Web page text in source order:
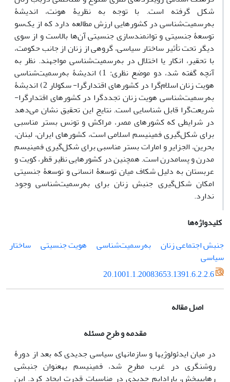
شکل گرفته است. با توجه به نظریۀ هونت، اندیشۀ‌
به‌رسمیت‌شناسی در کشورهایی ارزش مطالعه دارد که از یک‌سو
توسعۀ جنسیتی و توانمندسازی جنسیتی آن‌ها بالاست و از سوی
دیگر تحت تأثیر ساختار سیاسی، گروهی از زنان از جانب حکومت،
با تحقیر، انکار یا اختلال در به‌رسمیت‌شناسی مواجهند. نظر به‌
آنچه گفته شد، دو موضع نظری: 1) اندیشۀ به‌رسمیت‌شناسی
هویت زنان اسلام‌گرا در کشورهای اقتدارگرا- سکولار 2) اندیشۀ
به‌رسمیت‌شناسی هویت زنان تجددگرا در کشورهای اقتدارگرا-
شریعت‌گرا قابل شناسایی است. نتایج این تحقیق نشان می‌دهد
در شرایطی که کشورهای مصر، مراکش و تونس بستر مناسبی
برای شکل‌گیری فمینیسم اسلامی است، کشورهای ایران، لبنان،
بحرین، الجزایر و امارات بستر مناسبی برای شکل‌گیری فمینیسم
مدرن و پسامدرن است. همچنین در کشورهایی نظیر قطر، کویت و
عربستان به دلیل شکاف میان توسعۀ انسانی و توسعۀ جنسیتی
امکان شکل‌گیری جنبش زنان برای به‌رسمیت‌شناسی وجود
ندارد.
کلیدواژه‌ها
جنبش اجتماعی زنان
به‌رسمیت‌شناسی هویت جنسیتی
ساختار
سیاسی
20.1001.1.20083653.1391.6.2.2.6
اصل مقاله
مقدمه و طرح مسئله
در میان ایدئولوژی­ها و سازمان­های سیاسی جدیدی که بعد از دورۀ
روشنگری در غرب مطرح شد، فمینیسم به‏عنوان جنبشی
رهایی‏بخش، پارادایم جدیدی در مناسبات قدرت ایجاد کرد. این